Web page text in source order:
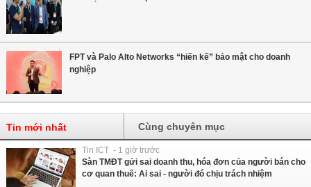
FPT và Palo Alto Networks “hiến kế” bảo mật cho doanh
nghiệp
Tin mới nhất Cùng chuyên mục
Tin ICT - 1 giờ trước
Sàn TMĐT gửi sai doanh thu, hóa đơn của người bán cho
cơ quan thuế: Ai sai - người đó chịu trách nhiệm